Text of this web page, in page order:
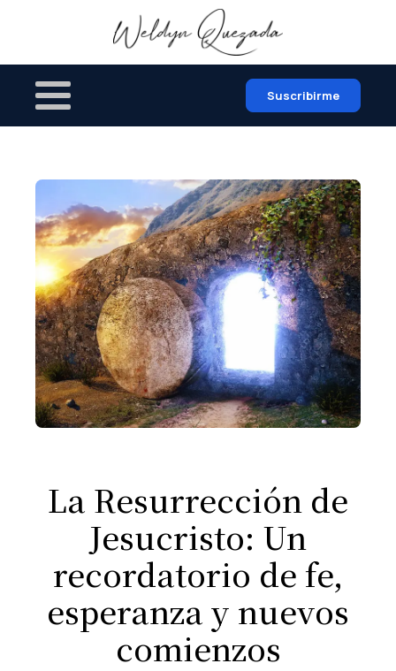
Suscribirme
La Resurrección de
Jesucristo: Un
recordatorio de fe,
esperanza y nuevos
comienzos